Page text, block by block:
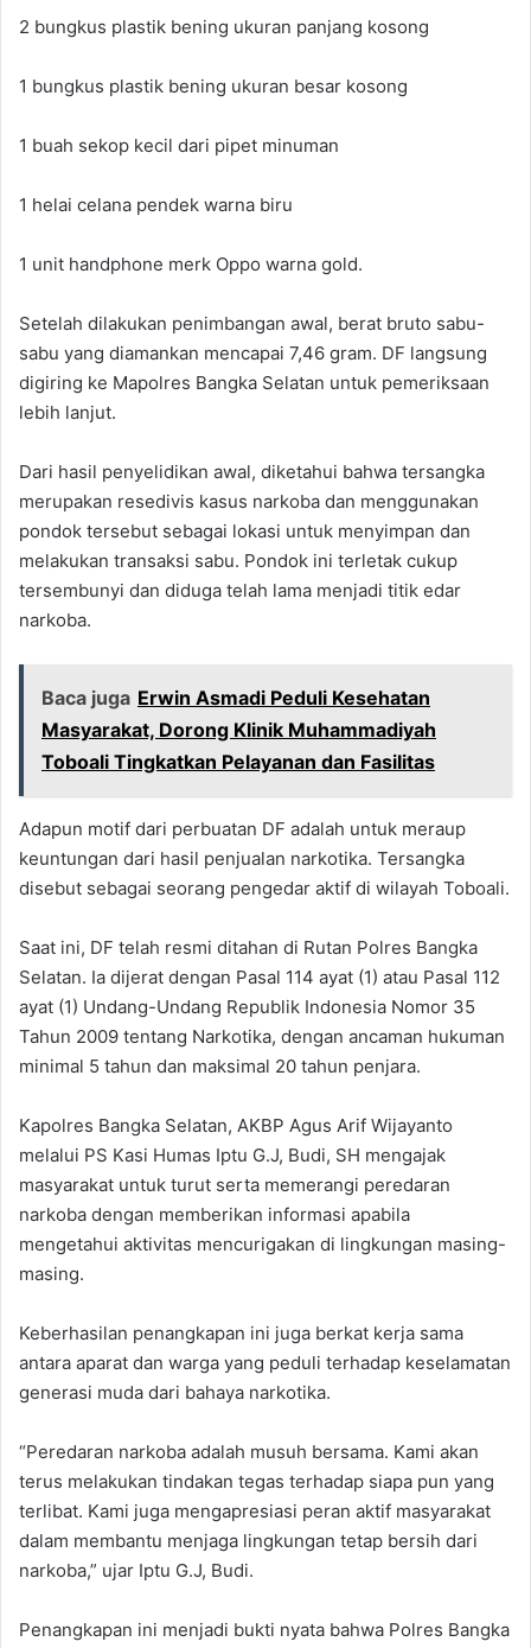
2 bungkus plastik bening ukuran panjang kosong
1 bungkus plastik bening ukuran besar kosong
1 buah sekop kecil dari pipet minuman
1 helai celana pendek warna biru
1 unit handphone merk Oppo warna gold.
Setelah dilakukan penimbangan awal, berat bruto sabu-
sabu yang diamankan mencapai 7,46 gram. DF langsung
digiring ke Mapolres Bangka Selatan untuk pemeriksaan
lebih lanjut.
Dari hasil penyelidikan awal, diketahui bahwa tersangka
merupakan resedivis kasus narkoba dan menggunakan
pondok tersebut sebagai lokasi untuk menyimpan dan
melakukan transaksi sabu. Pondok ini terletak cukup
tersembunyi dan diduga telah lama menjadi titik edar
narkoba.
Baca juga Erwin Asmadi Peduli Kesehatan
Masyarakat, Dorong Klinik Muhammadiyah
Toboali Tingkatkan Pelayanan dan Fasilitas
Adapun motif dari perbuatan DF adalah untuk meraup
keuntungan dari hasil penjualan narkotika. Tersangka
disebut sebagai seorang pengedar aktif di wilayah Toboali.
Saat ini, DF telah resmi ditahan di Rutan Polres Bangka
Selatan. Ia dijerat dengan Pasal 114 ayat (1) atau Pasal 112
ayat (1) Undang-Undang Republik Indonesia Nomor 35
Tahun 2009 tentang Narkotika, dengan ancaman hukuman
minimal 5 tahun dan maksimal 20 tahun penjara.
Kapolres Bangka Selatan, AKBP Agus Arif Wijayanto
melalui PS Kasi Humas Iptu G.J, Budi, SH mengajak
masyarakat untuk turut serta memerangi peredaran
narkoba dengan memberikan informasi apabila
mengetahui aktivitas mencurigakan di lingkungan masing-
masing.
Keberhasilan penangkapan ini juga berkat kerja sama
antara aparat dan warga yang peduli terhadap keselamatan
generasi muda dari bahaya narkotika.
“Peredaran narkoba adalah musuh bersama. Kami akan
terus melakukan tindakan tegas terhadap siapa pun yang
terlibat. Kami juga mengapresiasi peran aktif masyarakat
dalam membantu menjaga lingkungan tetap bersih dari
narkoba,” ujar Iptu G.J, Budi.
Penangkapan ini menjadi bukti nyata bahwa Polres Bangka